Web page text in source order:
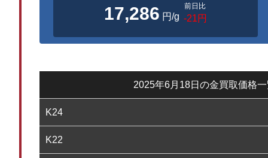
17,286 円/g
前日比
-21円
2025年6月18日の金買取価格一
K24
K22